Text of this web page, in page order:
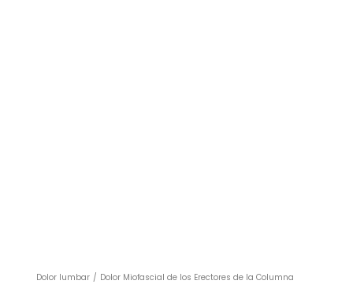
Dolor lumbar / Dolor Miofascial de los Erectores de la Columna